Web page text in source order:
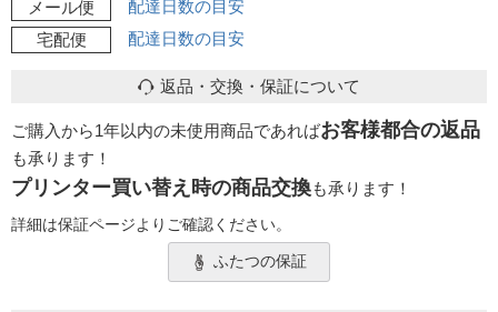
メール便
配達日数の目安
宅配便
配達日数の目安
返品・交換・保証について
ご購入から1年以内の未使用商品であればお客様都合の返品
も承ります！
プリンター買い替え時の商品交換も承ります！
詳細は保証ページよりご確認ください。
ふたつの保証